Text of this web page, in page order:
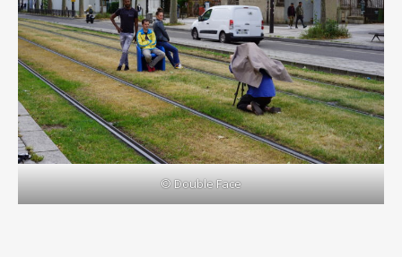
© Double Face